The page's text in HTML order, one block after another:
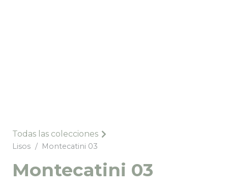
Todas las colecciones
Lisos / Montecatini 03
Montecatini 03